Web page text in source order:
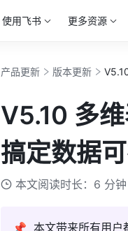
使用飞书 更多资源
产品更新 版本更新
V5.10 多
搞定数据可
本文阅读时长：6 分钟
📌  本文带来所有用户